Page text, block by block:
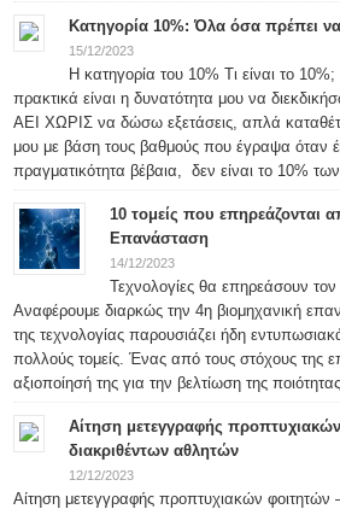
Κατηγορία 10%: Όλα όσα πρέπει να
15/12/2023
Η κατηγορία του 10% Τι είναι το
πρακτικά είναι η δυνατότητα μου να
ΑΕΙ ΧΩΡΙΣ να δώσω εξετάσεις, απλά
μου με βάση τους βαθμούς που έγραψα όταν
πραγματικότητα βέβαια, δεν είναι το 10% των
10 τομείς που επηρεάζονται
Επανάσταση
14/12/2023
Τεχνολογίες θα επηρεάσουν
Αναφέρουμε διαρκώς την 4η βιομηχανική
της τεχνολογίας παρουσιάζει ήδη
πολλούς τομείς. Ένας από τους στόχους της
αξιοποίησή της για την βελτίωση της
Αίτηση μετεγγραφής
διακριθέντων αθλητών
12/12/2023
Αίτηση μετεγγραφής προπτυχιακών φοιτητών